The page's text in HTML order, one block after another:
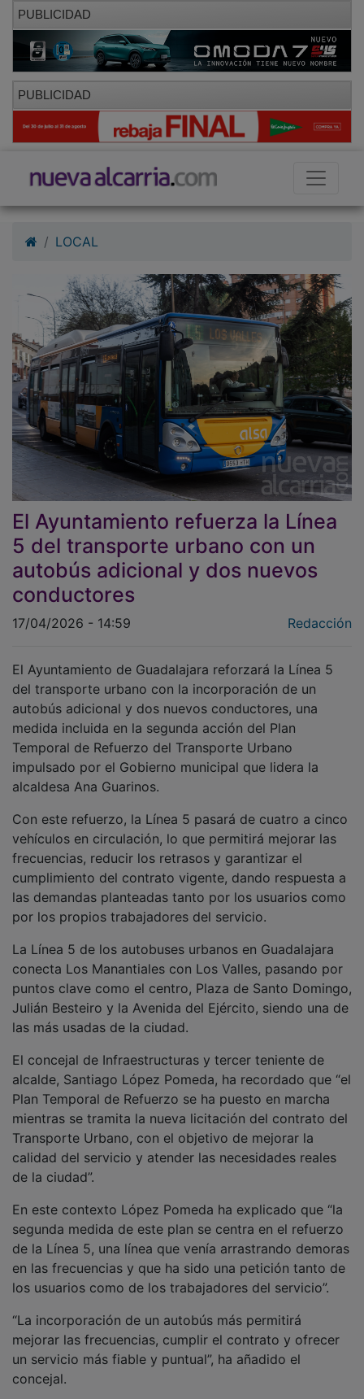
PUBLICIDAD
PUBLICIDAD
LOCAL
El Ayuntamiento refuerza la Línea
5 del transporte urbano con un
autobús adicional y dos nuevos
conductores
17/04/2026 - 14:59 Redacción
El Ayuntamiento de Guadalajara reforzará la Línea 5
del transporte urbano con la incorporación de un
autobús adicional y dos nuevos conductores, una
medida incluida en la segunda acción del Plan
Temporal de Refuerzo del Transporte Urbano
impulsado por el Gobierno municipal que lidera la
alcaldesa Ana Guarinos.
Con este refuerzo, la Línea 5 pasará de cuatro a cinco
vehículos en circulación, lo que permitirá mejorar las
frecuencias, reducir los retrasos y garantizar el
cumplimiento del contrato vigente, dando respuesta a
las demandas planteadas tanto por los usuarios como
por los propios trabajadores del servicio.
La Línea 5 de los autobuses urbanos en Guadalajara
conecta Los Manantiales con Los Valles, pasando por
puntos clave como el centro, Plaza de Santo Domingo,
Julián Besteiro y la Avenida del Ejército, siendo una de
las más usadas de la ciudad.
El concejal de Infraestructuras y tercer teniente de
alcalde, Santiago López Pomeda, ha recordado que “el
Plan Temporal de Refuerzo se ha puesto en marcha
mientras se tramita la nueva licitación del contrato del
Transporte Urbano, con el objetivo de mejorar la
calidad del servicio y atender las necesidades reales
de la ciudad”.
En este contexto López Pomeda ha explicado que “la
segunda medida de este plan se centra en el refuerzo
de la Línea 5, una línea que venía arrastrando demoras
en las frecuencias y que ha sido una petición tanto de
los usuarios como de los trabajadores del servicio”.
“La incorporación de un autobús más permitirá
mejorar las frecuencias, cumplir el contrato y ofrecer
un servicio más fiable y puntual”, ha añadido el
concejal.